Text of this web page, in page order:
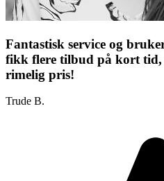
Fantastisk service og
fikk flere tilbud på kort tid,
rimelig pris!
Trude B.